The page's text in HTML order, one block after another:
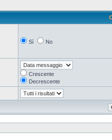
Sì No
Crescente
Decrescente